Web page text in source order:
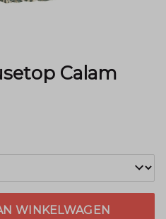
Calam
WINKELWAGEN